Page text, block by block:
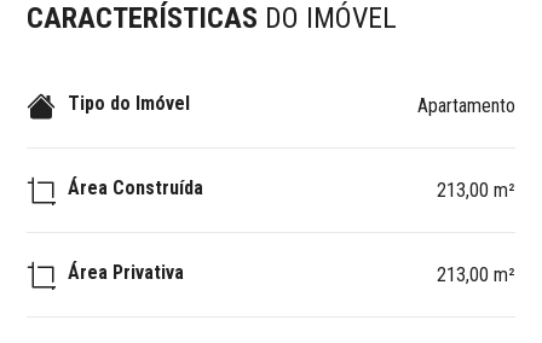
CARACTERÍSTICAS DO IMÓVEL
Tipo do Imóvel Apartamento
Área Construída 213,00 m²
Área Privativa 213,00 m²